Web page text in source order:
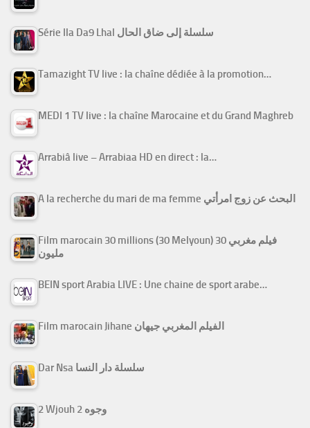
Série Ila Da9 Lhal سلسلة إلى ضاق الحال
Tamazight TV live : la chaîne dédiée à la promotion…
MEDI 1 TV live : la chaîne Marocaine et du Grand Maghreb
Arrabiâ live – Arrabiaa HD en direct : la…
A la recherche du mari de ma femme البحث عن زوج امرأتي
Film marocain 30 millions (30 Melyoun) فيلم مغربي 30
مليون
BEIN sport Arabia LIVE : Une chaine de sport arabe…
Film marocain Jihane الفيلم المغربي جيهان
Dar Nsa سلسلة دار النسا
2 Wjouh 2 وجوه